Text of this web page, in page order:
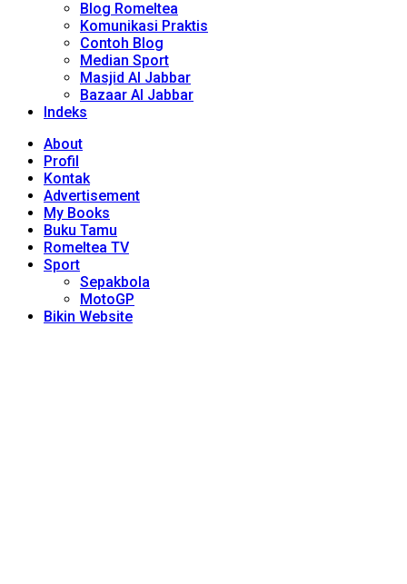
Blog Romeltea
Komunikasi Praktis
Contoh Blog
Median Sport
Masjid Al Jabbar
Bazaar Al Jabbar
Indeks
About
Profil
Kontak
Advertisement
My Books
Buku Tamu
Romeltea TV
Sport
Sepakbola
MotoGP
Bikin Website